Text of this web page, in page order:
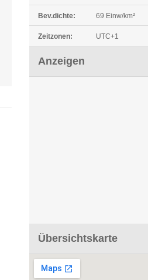
Bev.dichte: 69 Einw/km²
Zeitzonen: UTC+1
Anzeigen
Übersichtskarte